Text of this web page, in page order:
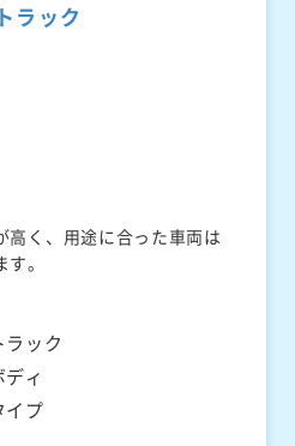
ラック
高く、用途に合った車両は
。
ック
ィ
イプ